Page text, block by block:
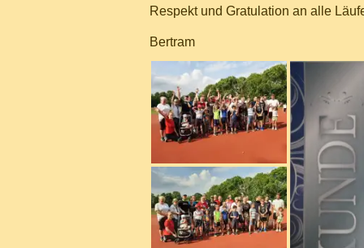
Respekt und Gratulation an alle
Bertram